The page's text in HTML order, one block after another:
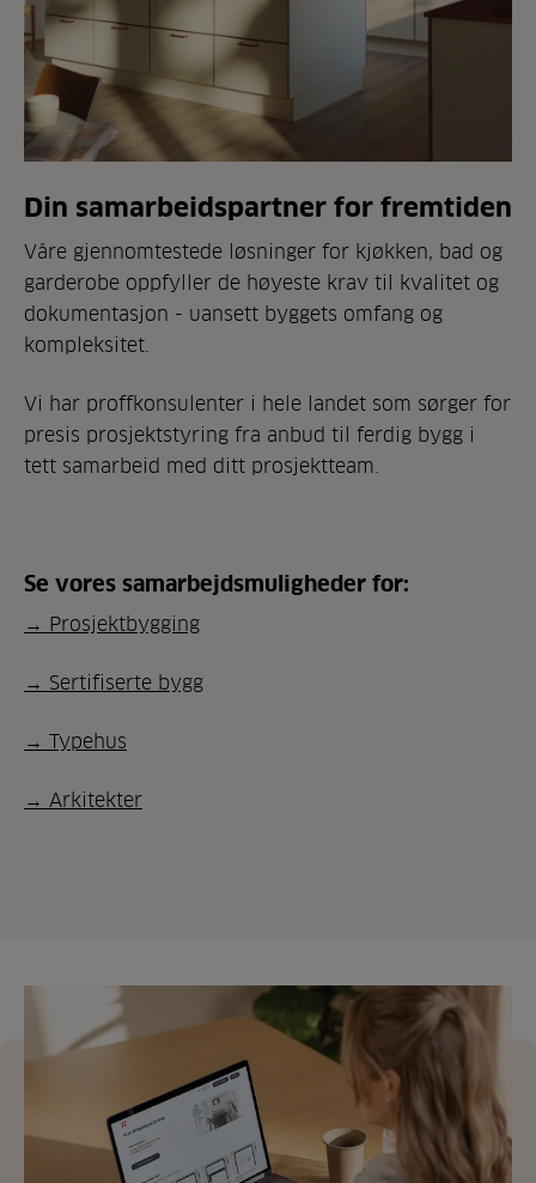
Din samarbeidspartner for fremtiden
Våre gjennomtestede løsninger for kjøkken, bad og
garderobe oppfyller de høyeste krav til kvalitet og
dokumentasjon - uansett byggets omfang og
kompleksitet.
Vi har proffkonsulenter i hele landet som sørger for
presis prosjektstyring fra anbud til ferdig bygg i
tett samarbeid med ditt prosjektteam.
Se vores samarbejdsmuligheder for:
→ Prosjektbygging
→ Sertifiserte bygg
→ Typehus
→ Arkitekter